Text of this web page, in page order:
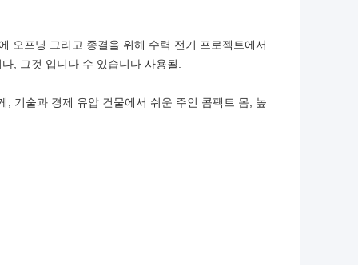
오프닝 그리고 종결을 위해 수력 전기 프로젝트에서
, 그것 입니다 수 있습니다 사용될.
기술과 경제 유압 건물에서 쉬운 주인 콤팩트 몸, 높